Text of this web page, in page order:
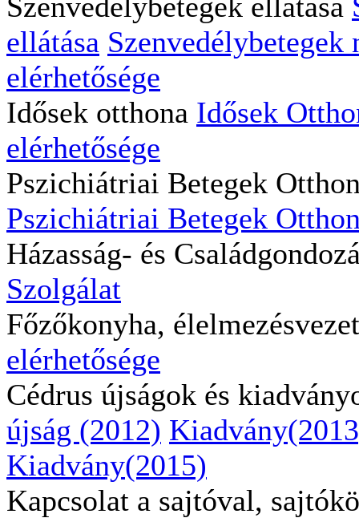
ellátása Szenvedélybetegek
elérhetősége
Idősek otthona Idősek
elérhetősége
Pszichiátriai Betegek
Pszichiátriai Betegek
Házasság- és
Szolgálat
Főzőkonyha,
elérhetősége
Cédrus újságok és
újság (2012)
Kiadvány(2015)
Kapcsolat a sajtóval,